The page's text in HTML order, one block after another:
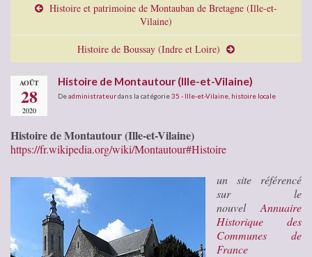
Histoire et patrimoine de Montauban de Bretagne (Ille-et-
Vilaine)
Histoire de Boussay (Indre et Loire)
AOÛT
28
2020
Histoire de Montautour (Ille-et-Vilaine)
Deadministrateurdans la catégorie35 - Ille-et-Vilaine histoire locale
Histoire de Montautour (Ille-et-Vilaine)
https://fr.wikipedia.org/wiki/Montautour#Histoire
un site référencé
sur le
nouvel Annuaire
Historique des
Communes de
France